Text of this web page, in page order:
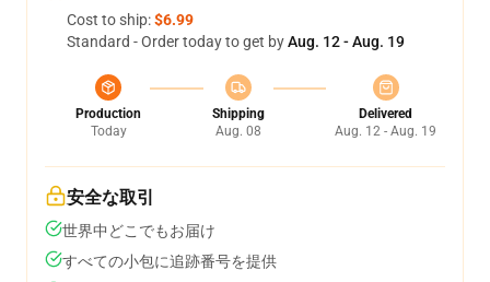
Cost to ship:$6.99
Standard - Order today to get byAug. 12 - Aug. 19
Production
Today
Shipping
Aug. 08
Delivered
Aug. 12 - Aug. 19
安全な取引
世界中どこでもお届け
すべての小包に追跡番号を提供